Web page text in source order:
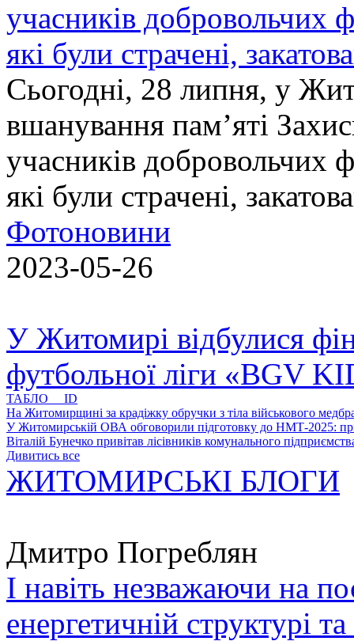
учасників добровольчих
які були страчені,
Сьогодні, 28 липня, у
вшанування пам’яті
учасників добровольчих
які були страчені,
Фотоновини
2023-05-26
У Житомирі відбулися
футбольної ліги «BGV
ТАБЛО ID
На Житомирщині за крадіжку обручки з тіла військового
У Житомирській ОВА обговорили підготовку до НМТ-2025:
Віталій Бунечко привітав лісівників комунального
Дивитись все
ЖИТОМИРСЬКІ БЛОГИ
Дмитро Погреблян
І навіть незважаючи на
енергетичній структурі